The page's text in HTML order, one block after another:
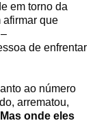
em torno da
afirmar que
de enfrentar
ao número
arrematou,
onde eles